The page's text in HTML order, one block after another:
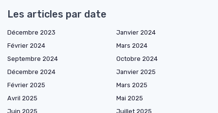
Les articles par date
Décembre 2023
Janvier 2024
Février 2024
Mars 2024
Septembre 2024
Octobre 2024
Décembre 2024
Janvier 2025
Février 2025
Mars 2025
Avril 2025
Mai 2025
Juin 2025
Juillet 2025